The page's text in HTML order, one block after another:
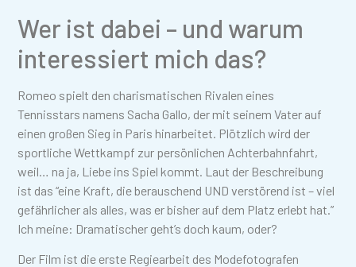
Wer ist dabei – und warum
interessiert mich das?
Romeo spielt den charismatischen Rivalen eines
Tennisstars namens Sacha Gallo, der mit seinem Vater auf
einen großen Sieg in Paris hinarbeitet. Plötzlich wird der
sportliche Wettkampf zur persönlichen Achterbahnfahrt,
weil… na ja, Liebe ins Spiel kommt. Laut der Beschreibung
ist das “eine Kraft, die berauschend UND verstörend ist – viel
gefährlicher als alles, was er bisher auf dem Platz erlebt hat.”
Ich meine: Dramatischer geht’s doch kaum, oder?
Der Film ist die erste Regiearbeit des Modefotografen